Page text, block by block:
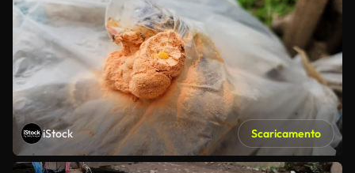
iStock Scaricamento